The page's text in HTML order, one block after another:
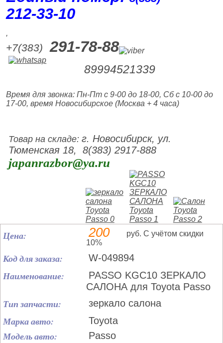
212‑33‑10
,
+7(383) 291-78-88
89994521339
Время для звонка: Пн-Пт с 9-00 до 18-00, Сб с 10-00 до
17-00, время Новосибирское (Москва + 4 часа)
Товар на складе:г. Новосибирск, ул.
Тюменская 18, 8(383) 2917-888
japanrazbor@ya.ru
Цена: 200
руб. С учётом скидки
10%
Код для заказа: W-049894
Наименование:
PASSO KGC10 ЗЕРКАЛО
САЛОНА для Toyota Passo
Тип запчасти: зеркало салона
Марка авто: Toyota
Модель авто: Passo